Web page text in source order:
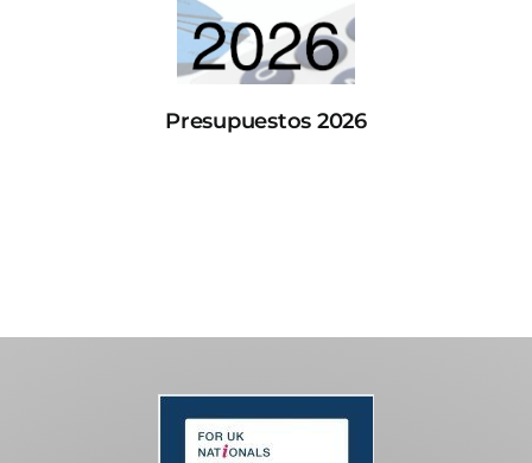
Presupuestos 2026